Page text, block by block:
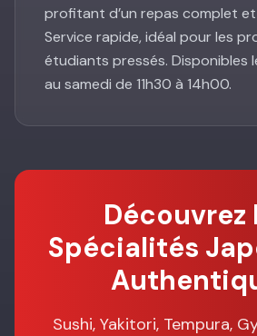
profitant d’un repas complet et
Service rapide, idéal pour les
étudiants pressés. Disponibles
au samedi de 11h30 à 14h00.
Découvrez
Spécialités
Sushi, Yakitori, Tempura,